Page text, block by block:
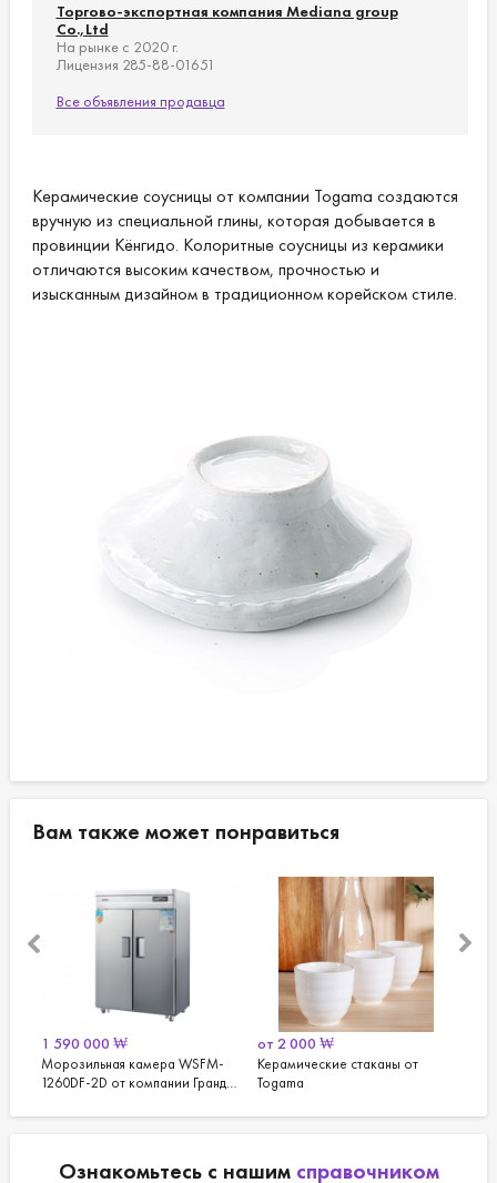
Материал:
Торгово-экспортная компания Mediana group
Co.,Ltd
На рынке с 2020 г.
Лицензия 285-88-01651
Все объявления продавца
Керамические соусницы от компании Togama создаются
вручную из специальной глины, которая добывается в
провинции Кёнгидо. Колоритные соусницы из керамики
отличаются высоким качеством, прочностью и
изысканным дизайном в традиционном корейском стиле.
Вам также может понравиться
камера WSFM-
компании Гранд
Керамические стаканы от
Togama
Перчатки
Ознакомьтесь с нашим справочником